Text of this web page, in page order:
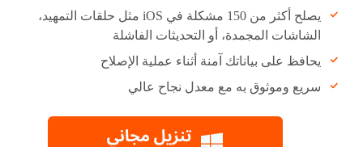
يصلح أكثر من 150 مشكلة في iOS مثل حلقات التمهيد،
الشاشات المجمدة، أو التحديثات الفاشلة
يحافظ على بياناتك آمنة أثناء عملية الإصلاح
سريع وموثوق به مع معدل نجاح عالي